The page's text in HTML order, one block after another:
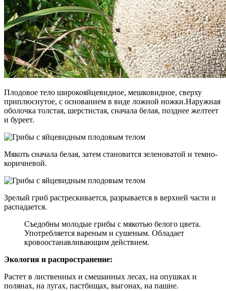
Плодовое тело широкояйцевидное, мешковидное, сверху
приплюснутое, с основанием в виде ложной ножки.Наружная
оболочка толстая, шерстистая, сначала белая, позднее желтеет
и буреет.
Мякоть сначала белая, затем становится зеленоватой и темно-
коричневой.
Зрелый гриб растрескивается, разрывается в верхней части и
распадается.
Съедобны молодые грибы с мякотью белого цвета.
Употребляется вареным и сушеным. Обладает
кровоостанавливающим действием.
Экология и распространение:
Растет в лиственных и смешанных лесах, на опушках и
полянах, на лугах, пастбищах, выгонах, на пашне.